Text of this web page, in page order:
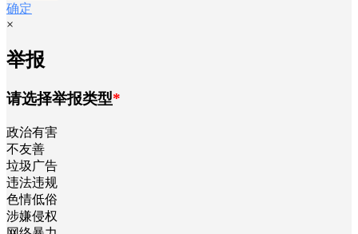
确定
×
举报
请选择举报类型*
政治有害
不友善
垃圾广告
违法违规
色情低俗
涉嫌侵权